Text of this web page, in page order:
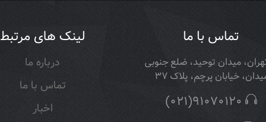
تماس با ما
میدان توحید، ضلع جنوبی
خیابان پرچم، پلاک 37
(021)91070120
لینک های مرتبط
درباره ما
تماس با ما
اخبار